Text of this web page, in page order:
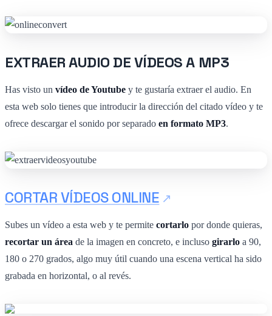
EXTRAER AUDIO DE VÍDEOS A MP3
Has visto un vídeo de Youtube y te gustaría extraer el audio. En
esta web solo tienes que introducir la dirección del citado vídeo y te
ofrece descargar el sonido por separado en formato MP3.
CORTAR VÍDEOS ONLINE
Subes un vídeo a esta web y te permite cortarlo por donde quieras,
recortar un área de la imagen en concreto, e incluso girarlo a 90,
180 o 270 grados, algo muy útil cuando una escena vertical ha sido
grabada en horizontal, o al revés.